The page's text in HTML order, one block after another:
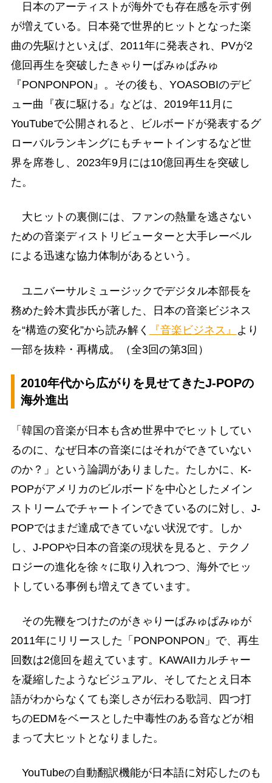
日本のアーティストが海外でも存在感を示す例
が増えている。日本発で世界的ヒットとなった楽
曲の先駆けといえば、2011年に発表され、PVが2
億回再生を突破したきゃりーぱみゅぱみゅ
『PONPONPON』。その後も、YOASOBIのデビ
ュー曲『夜に駆ける』などは、2019年11月に
YouTubeで公開されると、ビルボードが発表するグ
ローバルランキングにもチャートインするなど世
界を席巻し、2023年9月には10億回再生を突破し
た。
大ヒットの裏側には、ファンの熱量を逃さない
ための音楽ディストリビューターと大手レーベル
による迅速な協力体制があるという。
ユニバーサルミュージックでデジタル本部長を
務めた鈴木貴歩氏が著した、日本の音楽ビジネス
を“構造の変化”から読み解く
『音楽ビジネス』
より
一部を抜粋・再構成。（全3回の第3回）
2010年代から広がりを見せてきたJ-POPの
海外進出
「韓国の音楽が日本も含め世界中でヒットしてい
るのに、なぜ日本の音楽にはそれができていない
のか？」という論調がありました。たしかに、K-
POPがアメリカのビルボードを中心としたメイン
ストリームでチャートインできているのに対し、J-
POPではまだ達成できていない状況です。しか
し、J-POPや日本の音楽の現状を見ると、テクノ
ロジーの進化を徐々に取り入れつつ、海外でヒッ
トしている事例も増えてきています。
その先鞭をつけたのがきゃりーぱみゅぱみゅが
2011年にリリースした「PONPONPON」で、再生
回数は2億回を超えています。KAWAIIカルチャー
を凝縮したようなビジュアル、そしてたとえ日本
語がわからなくても楽しさが伝わる歌詞、四つ打
ちのEDMをベースとした中毒性のある音などが相
まって大ヒットとなりました。
YouTubeの自動翻訳機能が日本語に対応したのも